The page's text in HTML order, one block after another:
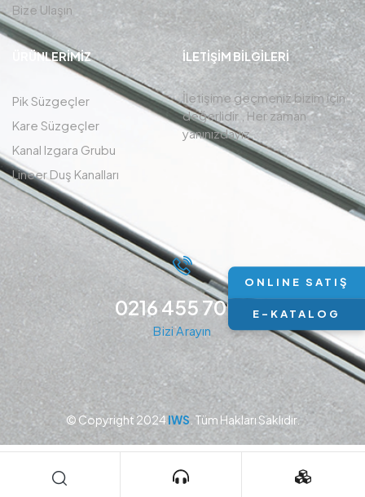
Bize Ulaşın
ÜRÜNLERIMIZ
Pik Süzgeçler
Kare Süzgeçler
Kanal Izgara Grubu
Lineer Duş Kanalları
İLETIŞIM BİLGİLERİ
İletişime geçmeniz bizim için
değerlidir , Her zaman
yanınızdayız.
0216 455 7094
Bizi Arayın
© Copyright 2024IWS . Tüm Hakları Saklıdır.
ONLINE SATIŞ
E-KATALOG